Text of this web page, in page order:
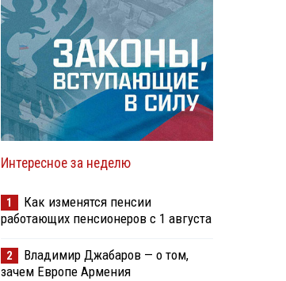
Интересное за неделю
1
Как изменятся пенсии
работающих пенсионеров с 1 августа
2
Владимир Джабаров — о том,
зачем Европе Армения